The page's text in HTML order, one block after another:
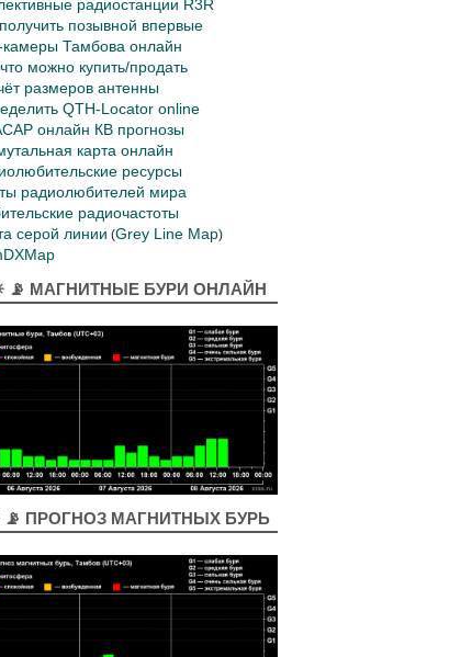
радиостанции R3R
позывной впервые
камеры Тамбова онлайн
можно купить/продать
размеров антенны
QTH-Locator online
онлайн КВ прогнозы
карта онлайн
ресурсы
радиолюбителей мира
радиочастоты
серой линии (Grey Line Map)
📡 МАГНИТНЫЕ БУРИ ОНЛАЙН
ПРОГНОЗ МАГНИТНЫХ БУРЬ